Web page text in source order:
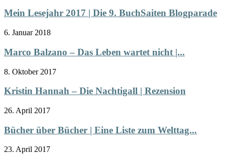
Mein Lesejahr 2017 | Die 9. BuchSaiten Blogparade
6. Januar 2018
Marco Balzano – Das Leben wartet nicht |...
8. Oktober 2017
Kristin Hannah – Die Nachtigall | Rezension
26. April 2017
Bücher über Bücher | Eine Liste zum Welttag...
23. April 2017